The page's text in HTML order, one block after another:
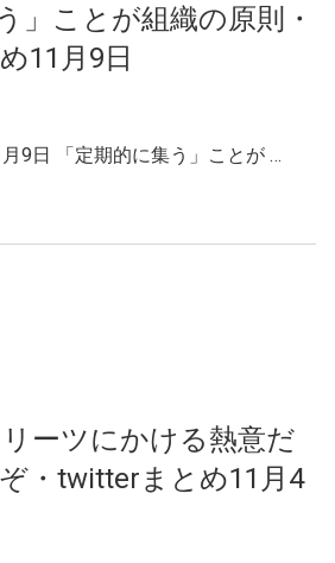
」ことが組織の原則・
11月9日
9日 「定期的に集う」ことが …
ーツにかける熱意だ
・twitterまとめ11月4